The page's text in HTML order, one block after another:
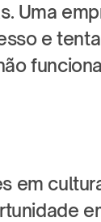
Uma
e
em